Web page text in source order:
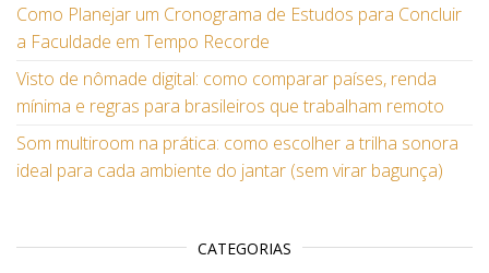
Como Planejar um Cronograma de Estudos para Concluir
a Faculdade em Tempo Recorde
Visto de nômade digital: como comparar países, renda
mínima e regras para brasileiros que trabalham remoto
Som multiroom na prática: como escolher a trilha sonora
ideal para cada ambiente do jantar (sem virar bagunça)
CATEGORIAS